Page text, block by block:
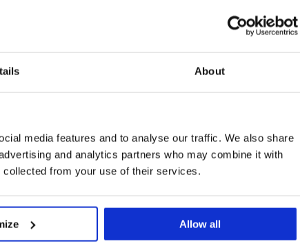
About
media features and to analyse our traffic. We also share
and analytics partners who may combine it with
collected from your use of their services.
Allow all
bevat drie boxerslips in verschillende uitvoeringen, zie foto.
BESTSELLER A/S, adres:
Denmark, e-mail:
u dit ook leuk